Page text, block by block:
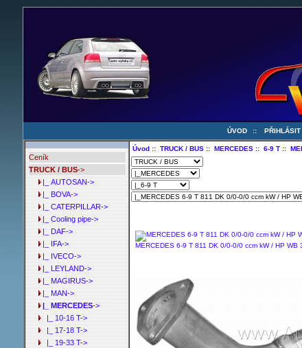
ÚVOD :: PŘIHLÁSIT
Ceník
TRUCK / BUS->
|_ AUTOSAN->
|_ BOVA->
|_ CATERPILLAR->
|_ Cooling pipe->
|_ DAF->
|_ IFA->
|_ IVECO->
|_ LEYLAND->
|_ MAGIRUS->
|_ MAN->
|_ MERCEDES->
|_ 10-16 T->
|_ 17-18 T->
|_ 19-33 T->
Úvod ::TRUCK / BUS ::MERCEDES ::6-9 T ::
MERCEDES 6-9 T 811 DK 0/0-0/0 ccm kW / HP WB